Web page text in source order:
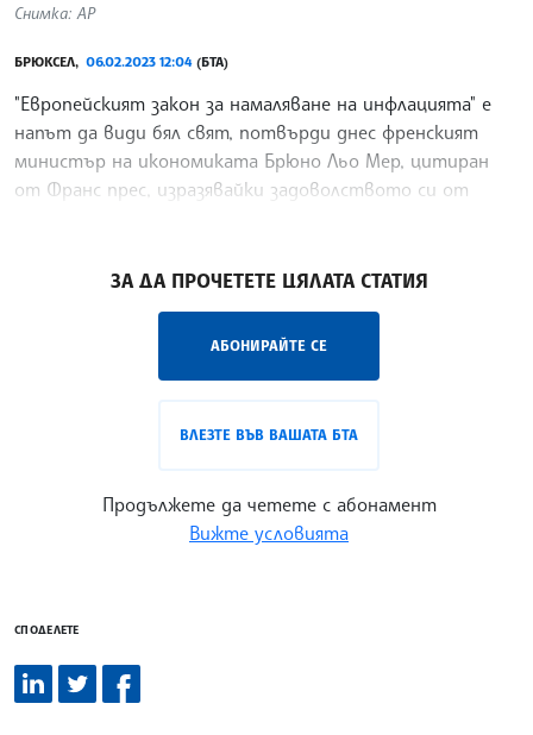
Снимка: АР
БРЮКСЕЛ, 06.02.2023 12:04 (БТА)
"Европейският закон за намаляване на инфлацията" е
напът да види бял свят, потвърди днес френският
министър на икономиката Брюно Льо Мер, цитиран
от Франс прес, изразявайки задоволството си от
ЗА ДА ПРОЧЕТЕТЕ ЦЯЛАТА СТАТИЯ
АБОНИРАЙТЕ СЕ
ВЛЕЗТЕ ВЪВ ВАШАТА БТА
Продължете да четете с абонамент
Вижте условията
СПОДЕЛЕТЕ